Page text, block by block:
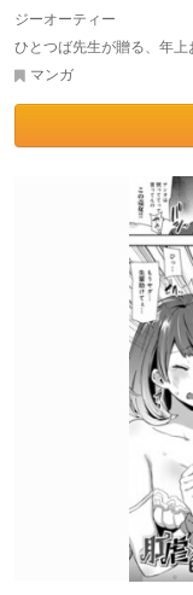
ジーオーティー
ひとつば先生が贈る、年
マンガ